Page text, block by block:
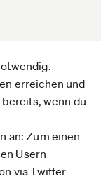
erreichen und
wenn du
an: Zum einen
Usern
via Twitter